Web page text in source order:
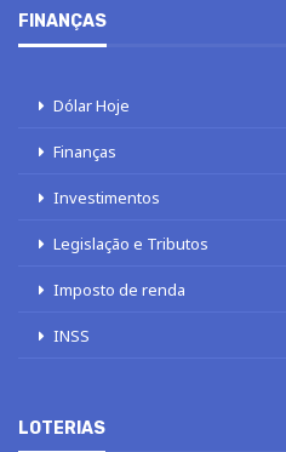
FINANÇAS
Dólar Hoje
Finanças
Investimentos
Legislação e Tributos
Imposto de renda
INSS
LOTERIAS